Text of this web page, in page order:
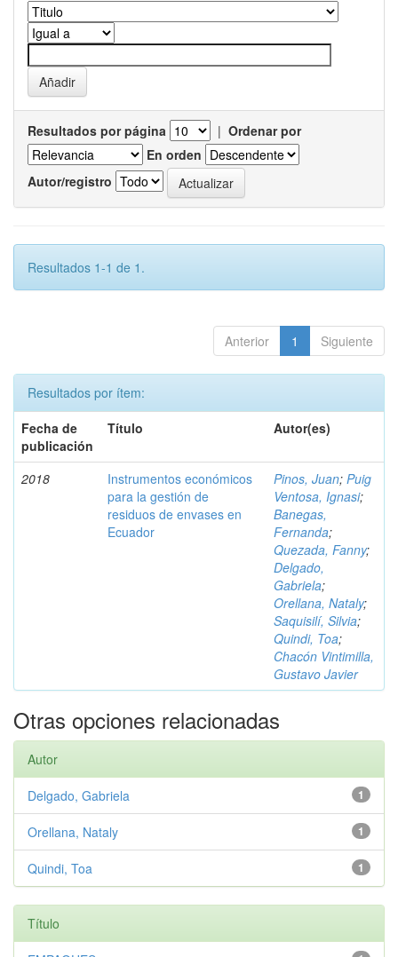
Resultados por página | Ordenar por
En orden
Autor/registro
Resultados 1-1 de 1.
Anterior 1 Siguiente
Resultados por ítem:
Fecha de
publicación
Título Autor(es)
2018
Instrumentos económicos
para la gestión de
residuos de envases en
Ecuador
Pinos, Juan; Puig
Ventosa, Ignasi;
Banegas,
Fernanda;
Quezada, Fanny;
Delgado,
Gabriela;
Orellana, Nataly;
Saquisilí, Silvia;
Quindi, Toa;
Chacón Vintimilla,
Gustavo Javier
Otras opciones relacionadas
Autor
1
Delgado, Gabriela
1
Orellana, Nataly
1
Quindi, Toa
Título